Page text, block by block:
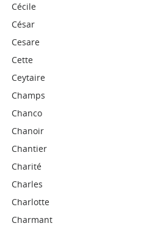
Cécile
César
Cesare
Cette
Ceytaire
Champs
Chanco
Chanoir
Chantier
Charité
Charles
Charlotte
Charmant